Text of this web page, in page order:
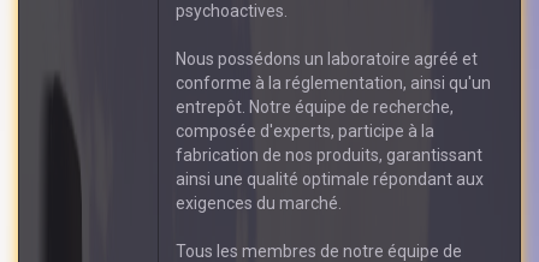
psychoactives.
Nous possédons un laboratoire agréé et
conforme à la réglementation, ainsi qu'un
entrepôt. Notre équipe de recherche,
composée d'experts, participe à la
fabrication de nos produits, garantissant
ainsi une qualité optimale répondant aux
exigences du marché.
Tous les membres de notre équipe de